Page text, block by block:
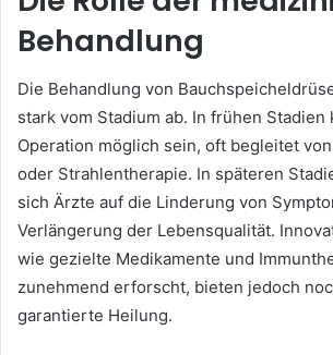
Behandlung
Die Behandlung von
stark vom Stadium ab. In frühen Stadien
Operation möglich sein, oft begleitet
oder Strahlentherapie. In späteren
sich Ärzte auf die Linderung von
Verlängerung der Lebensqualität.
wie gezielte Medikamente und
zunehmend erforscht, bieten jedoch
garantierte Heilung.